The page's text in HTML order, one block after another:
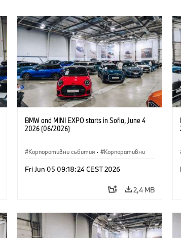
BMW and MINI EXPO starts in Sofia, June 4
2026 (06/2026)
Корпоративни събития · Корпоративни
Fri Jun 05 09:18:24 CEST 2026
2,4 MB